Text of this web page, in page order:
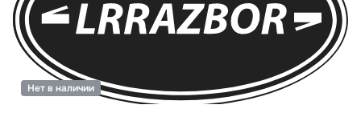
Нет в наличии